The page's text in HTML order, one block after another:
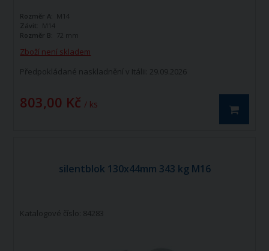
Zboží není skladem
Předpokládané naskladnění v Itálii: 29.09.2026
803,00 Kč / ks
Rozměr A: M14
Závit: M14
Rozměr B:
72 mm
silentblok 130x44mm 343 kg M16
Katalogové číslo: 84283